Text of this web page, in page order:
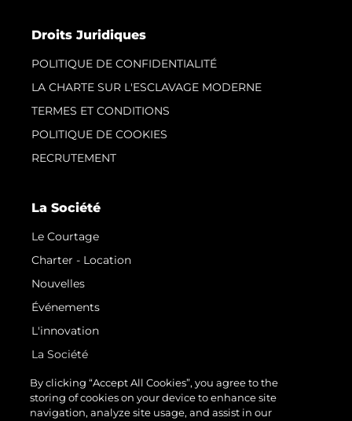
Droits Juridiques
POLITIQUE DE CONFIDENTIALITÉ
LA CHARTE SUR L'ESCLAVAGE MODERNE
TERMES ET CONDITIONS
POLITIQUE DE COOKIES
RECRUTEMENT
La Société
Le Courtage
Charter - Location
Nouvelles
Événements
L'innovation
La Société
Notre Équipe
Style De Vie
By clicking “Accept All Cookies”, you agree to the
storing of cookies on your device to enhance site
navigation, analyze site usage, and assist in our